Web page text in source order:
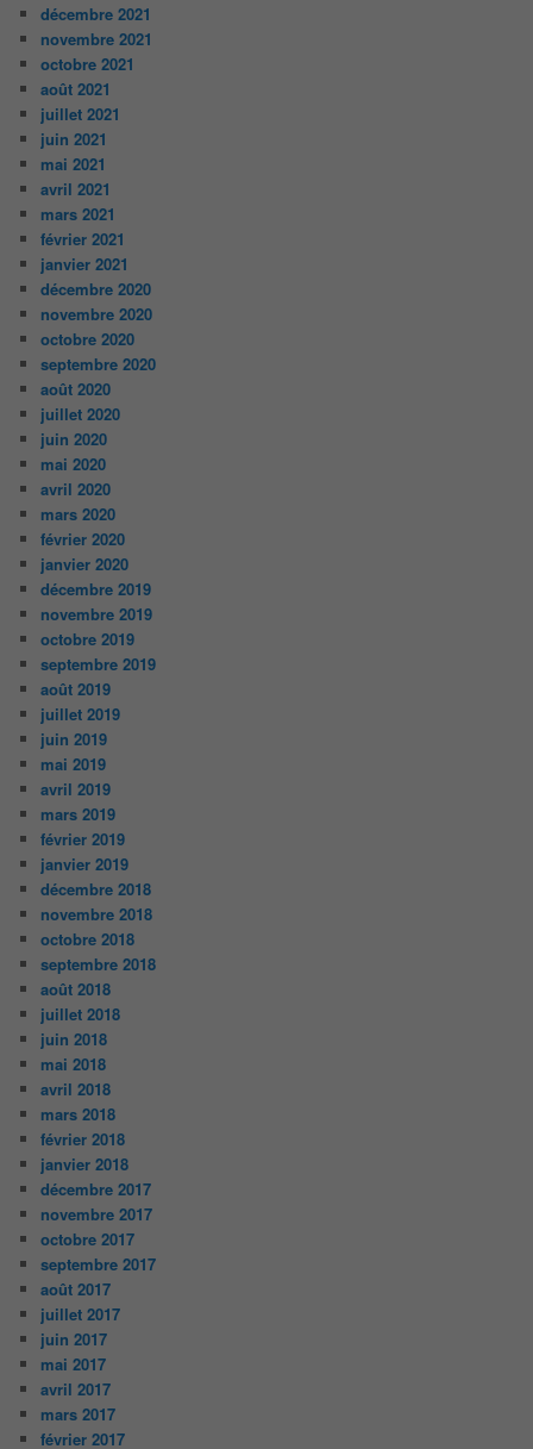
décembre 2021
novembre 2021
octobre 2021
août 2021
juillet 2021
juin 2021
mai 2021
avril 2021
mars 2021
février 2021
janvier 2021
décembre 2020
novembre 2020
octobre 2020
septembre 2020
août 2020
juillet 2020
juin 2020
mai 2020
avril 2020
mars 2020
février 2020
janvier 2020
décembre 2019
novembre 2019
octobre 2019
septembre 2019
août 2019
juillet 2019
juin 2019
mai 2019
avril 2019
mars 2019
février 2019
janvier 2019
décembre 2018
novembre 2018
octobre 2018
septembre 2018
août 2018
juillet 2018
juin 2018
mai 2018
avril 2018
mars 2018
février 2018
janvier 2018
décembre 2017
novembre 2017
octobre 2017
septembre 2017
août 2017
juillet 2017
juin 2017
mai 2017
avril 2017
mars 2017
février 2017